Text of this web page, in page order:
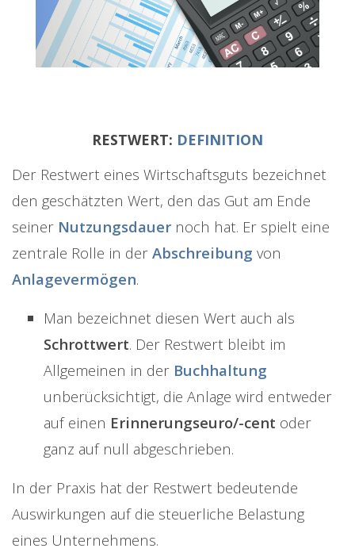
RESTWERT: DEFINITION
Der Restwert eines Wirtschaftsguts bezeichnet
den geschätzten Wert, den das Gut am Ende
seiner Nutzungsdauer noch hat. Er spielt eine
zentrale Rolle in der Abschreibung von
Anlagevermögen.
Man bezeichnet diesen Wert auch als
Schrottwert. Der Restwert bleibt im
Allgemeinen in der Buchhaltung
unberücksichtigt, die Anlage wird entweder
auf einen Erinnerungseuro/-cent oder
ganz auf null abgeschrieben.
In der Praxis hat der Restwert bedeutende
Auswirkungen auf die steuerliche Belastung
eines Unternehmens.